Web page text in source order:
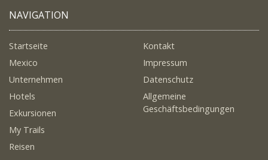
NAVIGATION
Startseite
Mexico
Unternehmen
Hotels
Exkursionen
My Trails
Reisen
Kontakt
Impressum
Datenschutz
Allgemeine
Geschäftsbedingungen